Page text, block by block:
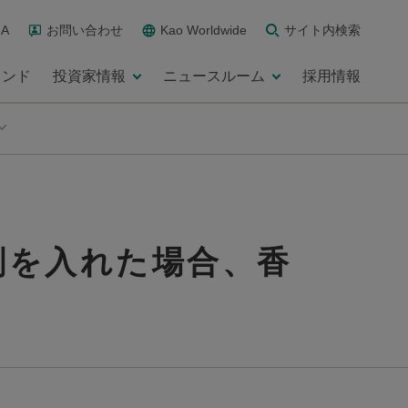
お問い合わせ Kao Worldwide サイト内検索
ド 投資家情報 ニュースルーム 採用情報
入れた場合、香